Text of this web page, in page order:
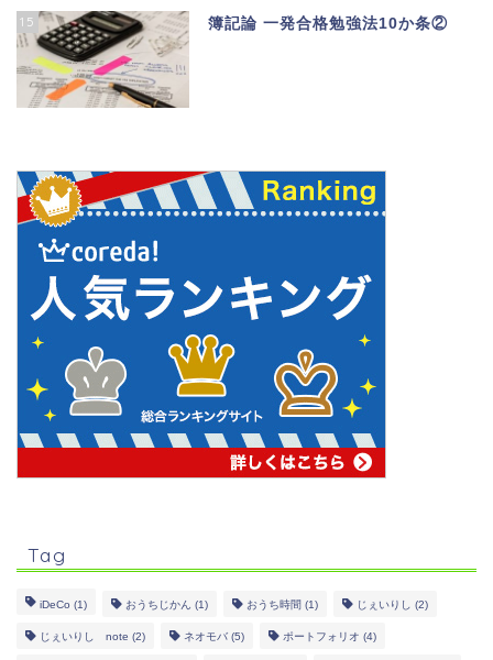
15 簿記論 一発合格勉強法10か条②
Tag
iDeCo (1) おうちじかん (1) おうち時間 (1) じぇいりし (2)
じぇいりし note (2) ネオモバ (5) ポートフォリオ (4)